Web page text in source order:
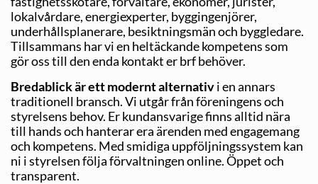
lokalvårdare, energiexperter, byggingenjörer,
underhållsplanerare, besiktningsmän och byggledare.
Tillsammans har vi en heltäckande kompetens som
gör oss till den enda kontakt er brf behöver.
Bredablick är ett modernt alternativi en annars
traditionell bransch. Vi utgår från föreningens och
styrelsens behov. Er kundansvarige finns alltid nära
till hands och hanterar era ärenden med engagemang
och kompetens. Med smidiga uppföljningssystem kan
ni i styrelsen följa förvaltningen online. Öppet och
transparent.